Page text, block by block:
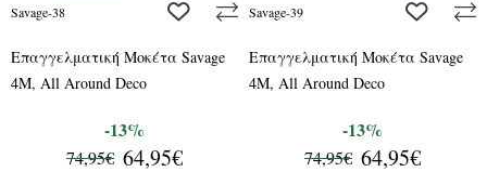
Savage-38 add to wishlist
Επαγγελματική Μοκέτα Savage
4M, All Around Deco
74,95€ 64,95€
-13%
Savage-39 add to
Επαγγελματική Μοκέτα Savage
4M, All Around Deco
74,95€ 64,95€
-13%